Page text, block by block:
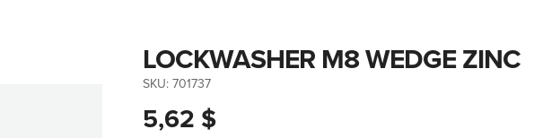
LOCKWASHER M8 WEDGE ZINC
5,62 $
SKU: 701737